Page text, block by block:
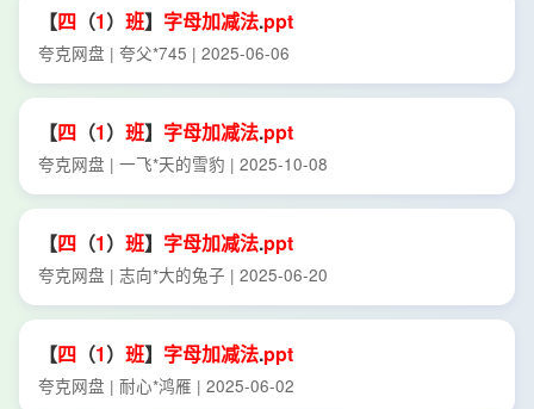
【四 （1） 班】 字母加减法.ppt
夸克网盘 | 夸父*745 | 2025-06-06
【四 （1） 班】 字母加减法.ppt
夸克网盘 | 一飞*天的雪豹 | 2025-10-08
【四 （1） 班】 字母加减法.ppt
夸克网盘 | 志向*大的兔子 | 2025-06-20
【四 （1） 班】 字母加减法.ppt
夸克网盘 | 耐心*鸿雁 | 2025-06-02